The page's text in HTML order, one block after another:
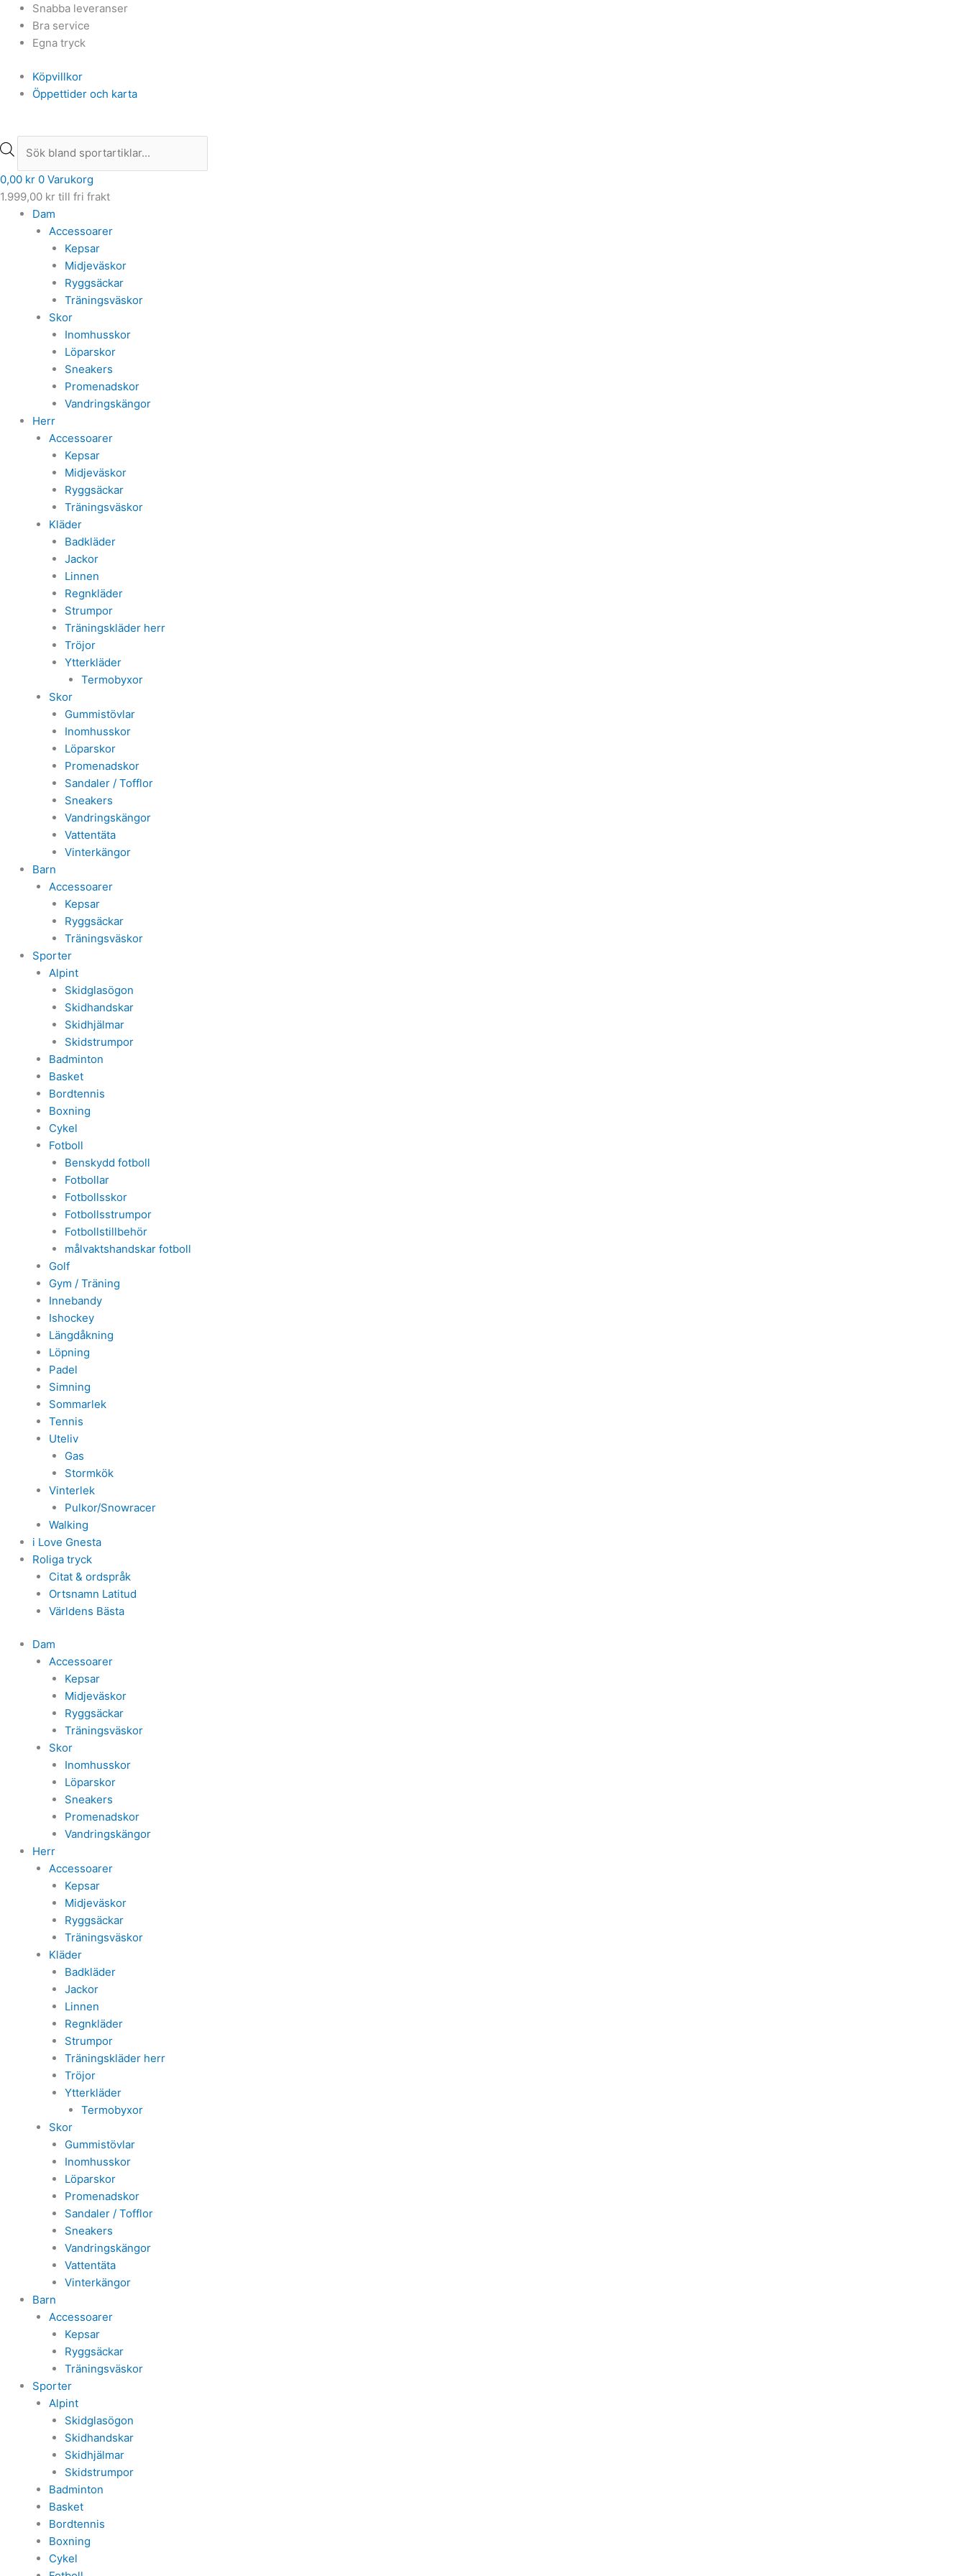
Hoppa
innehåll
Snabba leveranser
Bra service
Egna tryck
Köpvillkor
Öppettider och karta
Products
search
0,00 kr 0 Varukorg
1.999,00 kr till fri frakt
Dam
Accessoarer
Kepsar
Midjeväskor
Ryggsäckar
Träningsväskor
Skor
Inomhusskor
Löparskor
Sneakers
Promenadskor
Vandringskängor
Herr
Accessoarer
Kepsar
Midjeväskor
Ryggsäckar
Träningsväskor
Kläder
Badkläder
Jackor
Linnen
Regnkläder
Strumpor
Träningskläder herr
Tröjor
Ytterkläder
Termobyxor
Skor
Gummistövlar
Inomhusskor
Löparskor
Promenadskor
Sandaler / Tofflor
Sneakers
Vandringskängor
Vattentäta
Vinterkängor
Barn
Accessoarer
Kepsar
Ryggsäckar
Träningsväskor
Sporter
Alpint
Skidglasögon
Skidhandskar
Skidhjälmar
Skidstrumpor
Badminton
Basket
Bordtennis
Boxning
Cykel
Fotboll
Benskydd fotboll
Fotbollar
Fotbollsskor
Fotbollsstrumpor
Fotbollstillbehör
målvaktshandskar fotboll
Golf
Gym / Träning
Innebandy
Ishockey
Längdåkning
Löpning
Padel
Simning
Sommarlek
Tennis
Uteliv
Gas
Stormkök
Vinterlek
Pulkor/Snowracer
Walking
i Love Gnesta
Roliga tryck
Citat & ordspråk
Ortsnamn Latitud
Världens Bästa
Dam
Accessoarer
Kepsar
Midjeväskor
Ryggsäckar
Träningsväskor
Skor
Inomhusskor
Löparskor
Sneakers
Promenadskor
Vandringskängor
Herr
Accessoarer
Kepsar
Midjeväskor
Ryggsäckar
Träningsväskor
Kläder
Badkläder
Jackor
Linnen
Regnkläder
Strumpor
Träningskläder herr
Tröjor
Ytterkläder
Termobyxor
Skor
Gummistövlar
Inomhusskor
Löparskor
Promenadskor
Sandaler / Tofflor
Sneakers
Vandringskängor
Vattentäta
Vinterkängor
Barn
Accessoarer
Kepsar
Ryggsäckar
Träningsväskor
Sporter
Alpint
Skidglasögon
Skidhandskar
Skidhjälmar
Skidstrumpor
Badminton
Basket
Bordtennis
Boxning
Cykel
Products
search